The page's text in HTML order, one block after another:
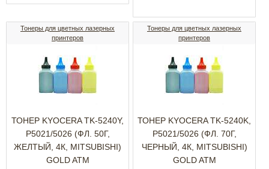
Тонеры для цветных лазерных
принтеров
ТОНЕР KYOCERA TK-5240Y,
P5021/5026 (ФЛ. 50Г,
ЖЕЛТЫЙ, 4К, MITSUBISHI)
GOLD ATM
Тонеры для цветных лазерных
принтеров
ТОНЕР KYOCERA TK-5240K,
P5021/5026 (ФЛ. 70Г,
ЧЕРНЫЙ, 4К, MITSUBISHI)
GOLD ATM